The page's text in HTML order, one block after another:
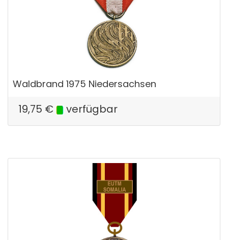
Waldbrand 1975 Niedersachsen
19,75 € verfügbar